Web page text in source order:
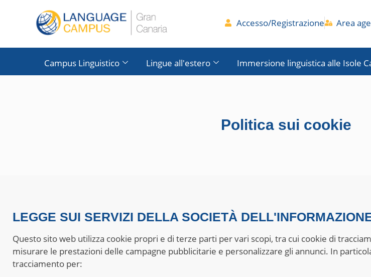
Accesso/Registrazione Area
Campus Linguistico Lingue all'estero Immersione linguistica alle Isole
Politica sui cookie
LEGGE SUI SERVIZI DELLA SOCIETÀ
Questo sito web utilizza cookie propri e di terze parti per vari scopi, tra cui cookie di
misurare le prestazioni delle campagne pubblicitarie e personalizzare gli annunci. In
tracciamento per: